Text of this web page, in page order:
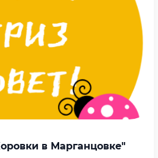
в Марганцовке"